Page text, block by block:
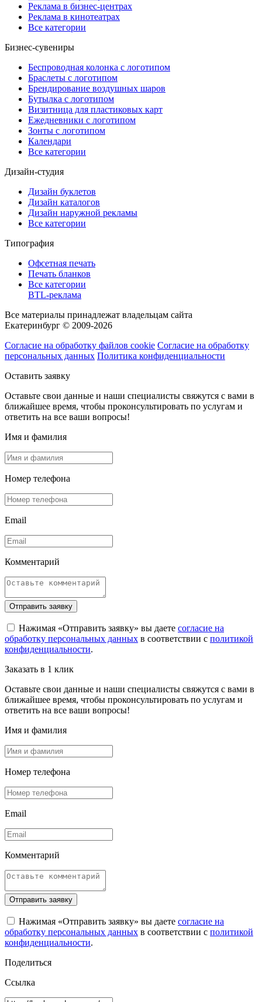
Реклама в бизнес-центрах
Реклама в кинотеатрах
Все категории
Бизнес-сувениры
Беспроводная колонка с логотипом
Браслеты с логотипом
Брендирование воздушных шаров
Бутылка с логотипом
Визитница для пластиковых карт
Ежедневники с логотипом
Зонты с логотипом
Календари
Все категории
Дизайн-студия
Дизайн буклетов
Дизайн каталогов
Дизайн наружной рекламы
Все категории
Типография
Офсетная печать
Печать бланков
Все категории
BTL-реклама
Все материалы принадлежат владельцам сайта
Екатеринбург © 2009-2026
Согласие на обработку файлов cookie Согласие на обработку
персональных данных Политика конфиденциальности
Оставить заявку
Оставьте свои данные и наши специалисты свяжутся с вами в
ближайшее время, чтобы проконсультировать по услугам и
ответить на все ваши вопросы!
Имя и фамилия
Номер телефона
Email
Комментарий
Отправить заявку
Нажимая «Отправить заявку» вы даете согласие на
обработку персональных данных в соответствии с политикой
конфиденциальности.
Заказать в 1 клик
Оставьте свои данные и наши специалисты свяжутся с вами в
ближайшее время, чтобы проконсультировать по услугам и
ответить на все ваши вопросы!
Имя и фамилия
Номер телефона
Email
Комментарий
Отправить заявку
Нажимая «Отправить заявку» вы даете согласие на
обработку персональных данных в соответствии с политикой
конфиденциальности.
Поделиться
Ссылка